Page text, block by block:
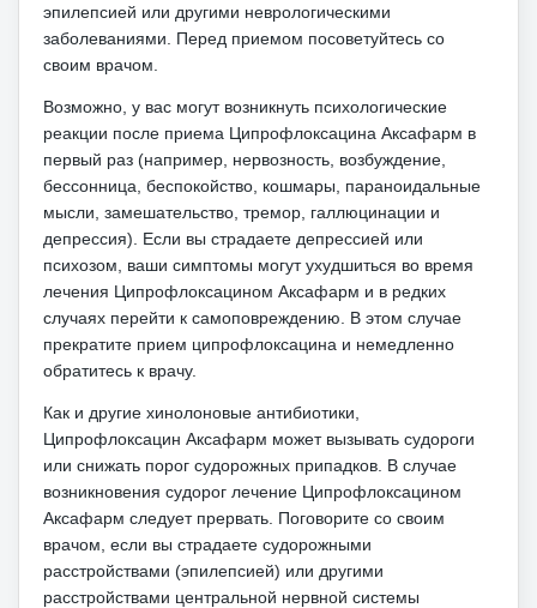
эпилепсией или другими неврологическими
заболеваниями. Перед приемом посоветуйтесь со
своим врачом.
Возможно, у вас могут возникнуть психологические
реакции после приема Ципрофлоксацина Аксафарм в
первый раз (например, нервозность, возбуждение,
бессонница, беспокойство, кошмары, параноидальные
мысли, замешательство, тремор, галлюцинации и
депрессия). Если вы страдаете депрессией или
психозом, ваши симптомы могут ухудшиться во время
лечения Ципрофлоксацином Аксафарм и в редких
случаях перейти к самоповреждению. В этом случае
прекратите прием ципрофлоксацина и немедленно
обратитесь к врачу.
Как и другие хинолоновые антибиотики,
Ципрофлоксацин Аксафарм может вызывать судороги
или снижать порог судорожных припадков. В случае
возникновения судорог лечение Ципрофлоксацином
Аксафарм следует прервать. Поговорите со своим
врачом, если вы страдаете судорожными
расстройствами (эпилепсией) или другими
расстройствами центральной нервной системы